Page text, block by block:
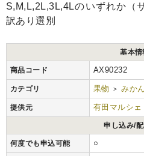
S,M,L,2L,3L,4Lのいずれか（
訳あり選別
基本情
商品コード AX90232
カテゴリ 果物 > みか
提供元 有田マルシェ
申し込み/
何度でも申込可能 ○